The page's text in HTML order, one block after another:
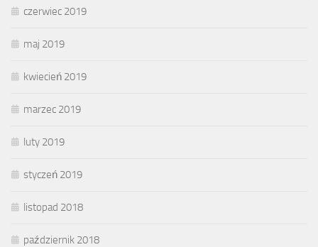
czerwiec 2019
maj 2019
kwiecień 2019
marzec 2019
luty 2019
styczeń 2019
listopad 2018
październik 2018